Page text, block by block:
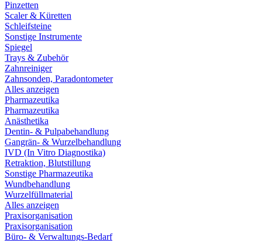
Pinzetten
Scaler & Küretten
Schleifsteine
Sonstige Instrumente
Spiegel
Trays & Zubehör
Zahnreiniger
Zahnsonden, Paradontometer
Alles anzeigen
Pharmazeutika
Pharmazeutika
Anästhetika
Dentin- & Pulpabehandlung
Gangrän- & Wurzelbehandlung
IVD (In Vitro Diagnostika)
Retraktion, Blutstillung
Sonstige Pharmazeutika
Wundbehandlung
Wurzelfüllmaterial
Alles anzeigen
Praxisorganisation
Praxisorganisation
Büro- & Verwaltungs-Bedarf